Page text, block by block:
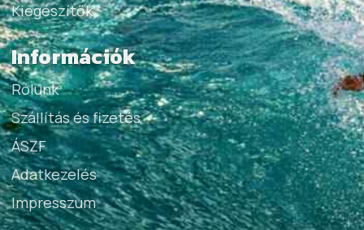
Kiegészítők
Információk
Rólunk
Szállítás és fizetés
ÁSZF
Adatkezelés
Impresszum